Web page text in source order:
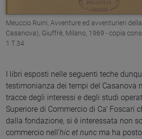
Meuccio Ruini, Avventure ed avventurieri
Casanova), Giuffrè, Milano, 1969 - copia
1 T 34
I libri esposti nelle seguenti teche
testimonianza dei tempi del Casanova
tracce degli interessi e degli studi
Superiore di Commercio di Ca’ Foscari
dalla fondazione, si è interessata non
commercio nell’hic et nunc ma ha